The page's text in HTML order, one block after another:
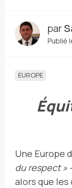
par
Publié
EUROPE
Une Europe
du respect »
alors que